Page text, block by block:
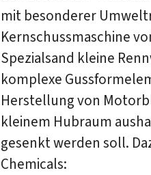
mit besonderer
Kernschussmaschine
Spezialsand kleine
komplexe
Herstellung von
kleinem Hubraum
gesenkt werden soll.
Chemicals: